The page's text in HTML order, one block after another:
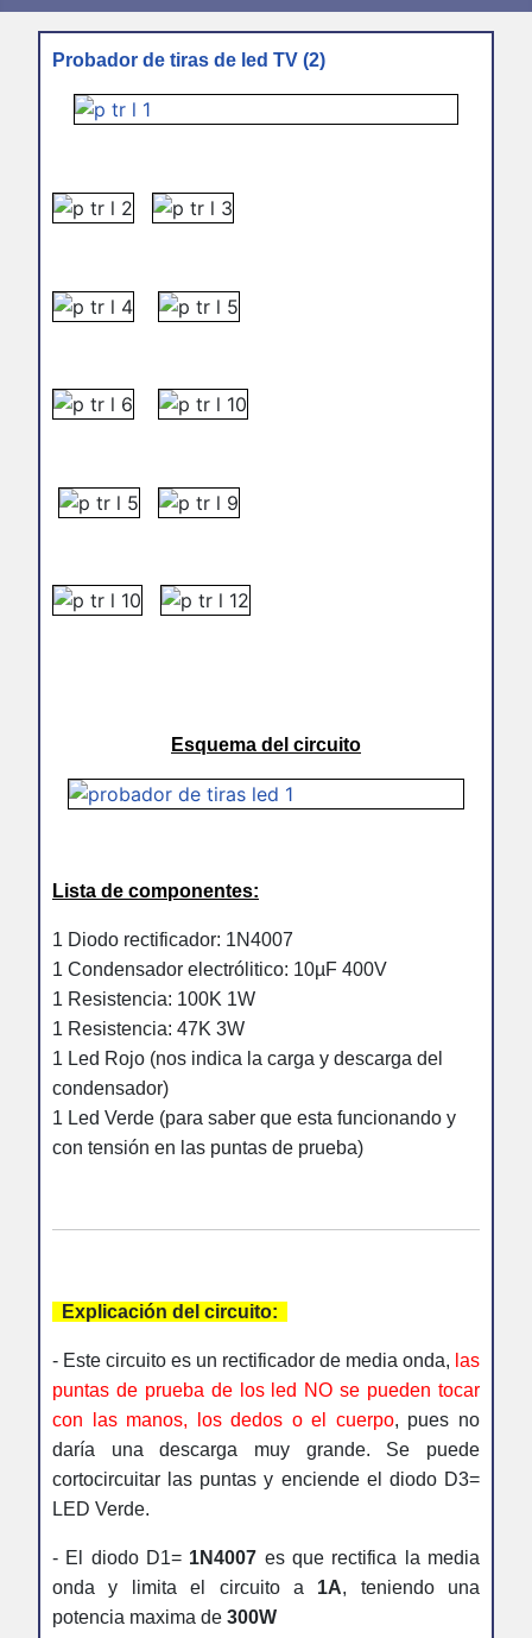
Probador de tiras de led TV (2)
Esquema del circuito
Lista de componentes:
1 Diodo rectificador: 1N4007
1 Condensador electrólitico: 10µF 400V
1 Resistencia: 100K 1W
1 Resistencia: 47K 3W
1 Led Rojo (nos indica la carga y descarga del
condensador)
1 Led Verde (para saber que esta funcionando y
con tensión en las puntas de prueba)
Explicación del circuito:
- Este circuito es un rectificador de media onda, las
puntas de prueba de los led NO se pueden tocar
con las manos, los dedos o el cuerpo, pues no
daría una descarga muy grande. Se puede
cortocircuitar las puntas y enciende el diodo D3=
LED Verde.
- El diodo D1= 1N4007 es que rectifica la media
onda y limita el circuito a 1A, teniendo una
potencia maxima de 300W